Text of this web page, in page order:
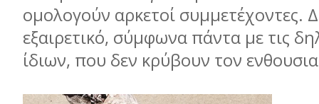
ομολογούν αρκετοί συμμετέχοντες.
εξαιρετικό, σύμφωνα πάντα με τις
ίδιων, που δεν κρύβουν τον